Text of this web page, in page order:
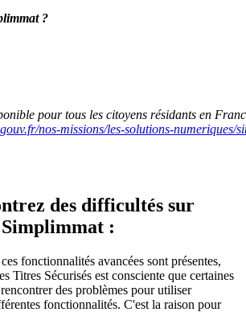
?
pour tous les citoyens résidants en
nos-missions/les-solutions-numeriques/
des difficultés sur
:
fonctionnalités avancées sont présentes,
Titres Sécurisés est consciente que certaines
des problèmes pour utiliser
fonctionnalités. C'est la raison pour